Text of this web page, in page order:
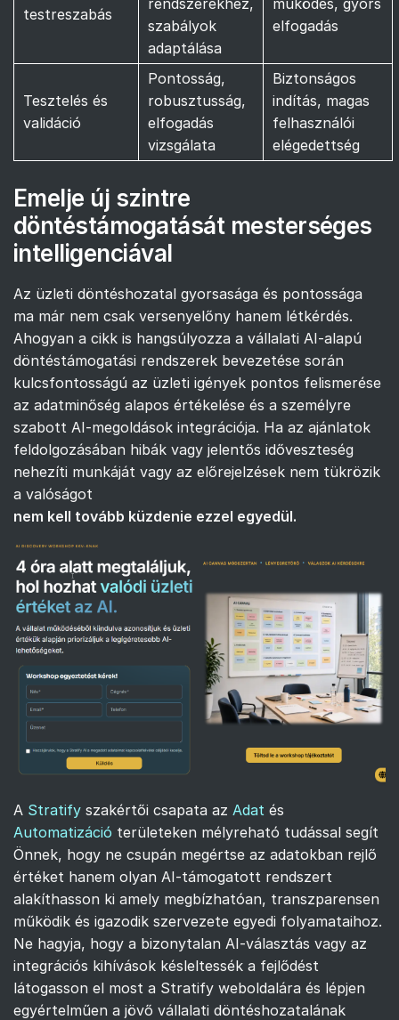
testreszabás
szabályok
adaptálása
elfogadás
Tesztelés és
validáció
Pontosság,
robusztusság,
elfogadás
vizsgálata
Biztonságos
indítás, magas
felhasználói
elégedettség
Emelje új szintre
döntéstámogatását mesterséges
intelligenciával
Az üzleti döntéshozatal gyorsasága és pontossága
ma már nem csak versenyelőny hanem létkérdés.
Ahogyan a cikk is hangsúlyozza a vállalati AI-alapú
döntéstámogatási rendszerek bevezetése során
kulcsfontosságú az üzleti igények pontos felismerése
az adatminőség alapos értékelése és a személyre
szabott AI-megoldások integrációja. Ha az ajánlatok
feldolgozásában hibák vagy jelentős időveszteség
nehezíti munkáját vagy az előrejelzések nem tükrözik
a valóságot
nem kell tovább küzdenie ezzel egyedül.
A Stratify szakértői csapata az Adat és
Automatizáció területeken mélyreható tudással segít
Önnek, hogy ne csupán megértse az adatokban rejlő
értéket hanem olyan AI-támogatott rendszert
alakíthasson ki amely megbízhatóan, transzparensen
működik és igazodik szervezete egyedi folyamataihoz.
Ne hagyja, hogy a bizonytalan AI-választás vagy az
integrációs kihívások késleltessék a fejlődést
látogasson el most a Stratify weboldalára és lépjen
egyértelműen a jövő vállalati döntéshozatalának